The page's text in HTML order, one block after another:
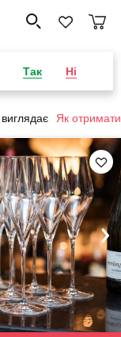
Так Ні
Як отримати